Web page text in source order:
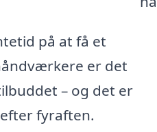
på at få et
er det
– og det er
fyraften.